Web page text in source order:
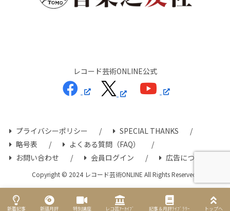
レコード芸術ONLINE公式
プライバシーポリシー
SPECIAL THANKS
略号表
よくある質問（FAQ）
お問い合わせ
会員ログイン 広告について
Copyright © 2024 レコード芸術ONLINE All Rights Reserved.
新着記事 新譜月評 特別講座 レコ芸ｱｰｶｲﾌﾞ 記事＆月評ﾗｲﾌﾞﾗﾘｰ トップへ